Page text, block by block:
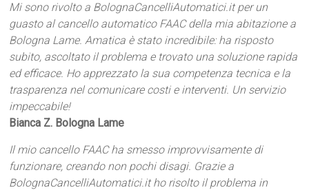
Mi sono rivolto a BolognaCancelliAutomatici.it per un
guasto al cancello automatico FAAC della mia abitazione a
Bologna Lame. Amatica è stato incredibile: ha risposto
subito, ascoltato il problema e trovato una soluzione rapida
ed efficace. Ho apprezzato la sua competenza tecnica e la
trasparenza nel comunicare costi e interventi. Un servizio
impeccabile!
Bianca Z. Bologna Lame
Il mio cancello FAAC ha smesso improvvisamente di
funzionare, creando non pochi disagi. Grazie a
BolognaCancelliAutomatici.it ho risolto il problema in